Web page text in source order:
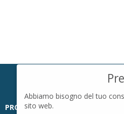
PRODOTTI
Abbiamo bisogno del tuo
sito web.